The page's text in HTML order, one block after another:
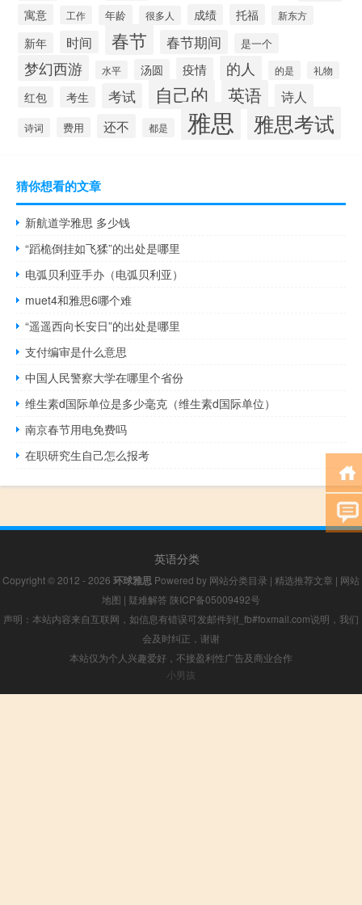
寓意 工作 年龄 很多人 成绩 托福 新东方
新年 时间 春节 春节期间 是一个
梦幻西游 水平 汤圆 疫情 的人 的是 礼物
红包 考生 考试 自己的 英语 诗人
诗词 费用 还不 都是 雅思 雅思考试
猜你想看的文章
新航道学雅思 多少钱
“蹈桅倒挂如飞猱”的出处是哪里
电弧贝利亚手办（电弧贝利亚）
muet4和雅思6哪个难
“遥遥西向长安日”的出处是哪里
支付编审是什么意思
中国人民警察大学在哪里个省份
维生素d国际单位是多少毫克（维生素d国际单位）
南京春节用电免费吗
在职研究生自己怎么报考
英语分类
Copyright © 2012 - 2026 环球雅思 Powered by 网站分类目录 | 精选推荐文章 | 网站
地图 | 疑难解答 陕ICP备05009492号
声明：本站内容来自互联网，如信息有错误可发邮件到f_fb#foxmail.com说明，我们
会及时纠正，谢谢
本站仅为个人兴趣爱好，不接盈利性广告及商业合作
小男孩